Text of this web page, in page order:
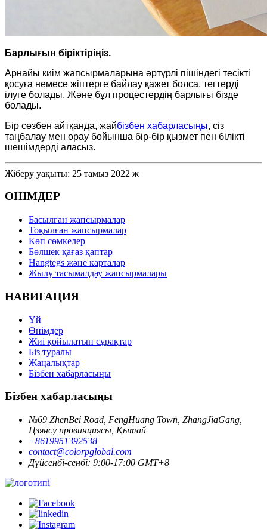
Барлығын біріктіріңіз.
Арнайы киім жапсырмаларына әртүрлі пішіндегі тесікті
қосуға немесе жіптерге байлау қажет болса, тегтерді
ілуге ​​болады. Және бұл процестердің барлығы бізде
болады.
Бір сөзбен айтқанда, жайбізбен хабарласыңы, сіз
таңбалау мен орау бойынша бір-бір қызмет пен білікті
шешімдерді аласыз.
Жіберу уақыты: 25 тамыз 2022 ж
ӨНІМДЕР
Басылған жапсырмалар
Тоқылған жапсырмалар
Көп сөмкелер
Бөлшек қағаз қаптар
Hangtegs және карталар
Жылу тасымалдау жапсырмалары
НАВИГАЦИЯ
Үй
Өнімдер
Жиі қойылатын сұрақтар
Біз туралы
Жаңалықтар
Бізбен хабарласыңы
Бізбен хабарласыңы
№69 ZhenBei Road, FengHuang Town, ZhangJiaGang,
Цзянсу провинциясы, Қытай
+8619951392538
contact@colorpglobal.com
Дүйсенбі-сенбі: 9:00-17:00 GMT+8